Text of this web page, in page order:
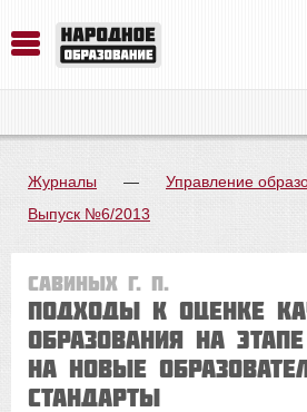
Журналы — Управление
Выпуск №6/2013
Савиных Г. П.
Подходы к оценке
образования на
на новые
стандарты